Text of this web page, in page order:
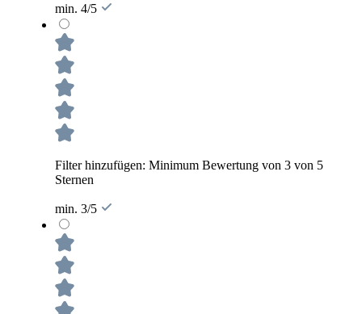
min. 4/5
Filter hinzufügen: Minimum Bewertung von 3 von 5
Sternen
min. 3/5